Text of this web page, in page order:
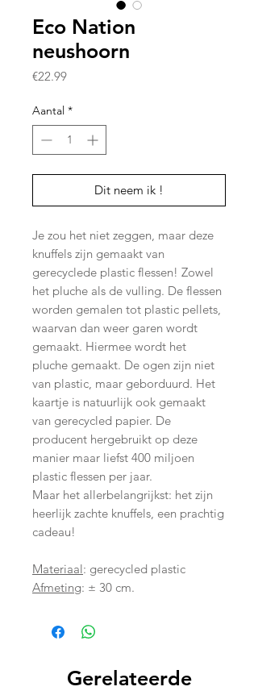
Eco Nation
neushoorn
€22.99Prijs
Aantal *
Dit neem ik !
Je zou het niet zeggen, maar deze
knuffels zijn gemaakt van
gerecyclede plastic flessen! Zowel
het pluche als de vulling. De flessen
worden gemalen tot plastic pellets,
waarvan dan weer garen wordt
gemaakt. Hiermee wordt het
pluche gemaakt. De ogen zijn niet
van plastic, maar geborduurd. Het
kaartje is natuurlijk ook gemaakt
van gerecycled papier. De
producent hergebruikt op deze
manier maar liefst 400 miljoen
plastic flessen per jaar.
Maar het allerbelangrijkst: het zijn
heerlijk zachte knuffels, een prachtig
cadeau!
Materiaal: gerecycled plastic
Afmeting: ± 30 cm.
Gerelateerde